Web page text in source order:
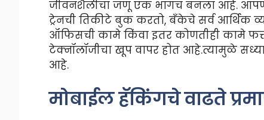
जीवनशैलीचा जणू एक भागच बनला आहे.
ट्रेनची तिकीटे बुक करतो, बँकेचे सर्व आर्थिक
ऑफिसची कामे किंवा इतर कोणतीही कामे
टेक्नॉलॉजीचा खूप वापर होत आहे.त्यामुळे
आहे.
मोबाईल हॅकिंगचे वाढते